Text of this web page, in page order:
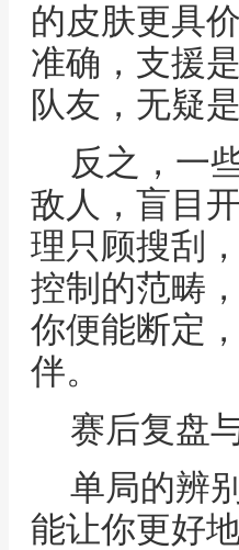
的皮肤更具
准确，支援
队友，无疑
反之，一
敌人，盲目
理只顾搜刮
控制的范畴
你便能断定
伴。
赛后复盘
单局的辨
能让你更好